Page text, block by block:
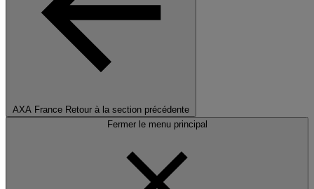
AXA France Retour à la section précédente
Fermer le menu principal